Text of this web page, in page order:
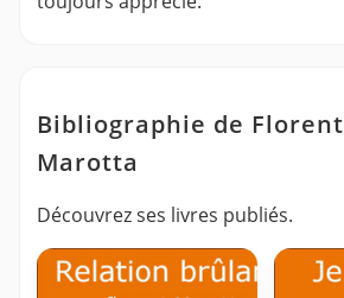
Bibliographie de Florent
Marotta
Découvrez ses livres publiés.